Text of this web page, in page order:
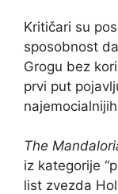
Kritičari su
sposobnost
Grogu bez
prvi put
The
iz kategorije
list zvezda